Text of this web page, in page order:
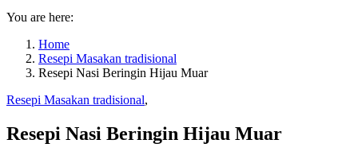
You are here:
Home
Resepi Masakan tradisional
Resepi Nasi Beringin Hijau Muar
Resepi Masakan tradisional,
Resepi Nasi Beringin Hijau Muar